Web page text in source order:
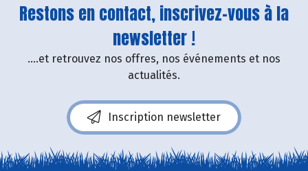
Restons en contact, inscrivez-vous à la
newsletter !
....et retrouvez nos offres, nos événements et nos
actualités.
Inscription newsletter